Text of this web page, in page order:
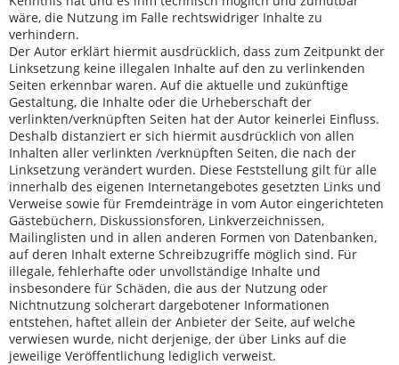
wäre, die Nutzung im Falle rechtswidriger Inhalte zu
verhindern.
Der Autor erklärt hiermit ausdrücklich, dass zum Zeitpunkt der
Linksetzung keine illegalen Inhalte auf den zu verlinkenden
Seiten erkennbar waren. Auf die aktuelle und zukünftige
Gestaltung, die Inhalte oder die Urheberschaft der
verlinkten/verknüpften Seiten hat der Autor keinerlei Einfluss.
Deshalb distanziert er sich hiermit ausdrücklich von allen
Inhalten aller verlinkten /verknüpften Seiten, die nach der
Linksetzung verändert wurden. Diese Feststellung gilt für alle
innerhalb des eigenen Internetangebotes gesetzten Links und
Verweise sowie für Fremdeinträge in vom Autor eingerichteten
Gästebüchern, Diskussionsforen, Linkverzeichnissen,
Mailinglisten und in allen anderen Formen von Datenbanken,
auf deren Inhalt externe Schreibzugriffe möglich sind. Für
illegale, fehlerhafte oder unvollständige Inhalte und
insbesondere für Schäden, die aus der Nutzung oder
Nichtnutzung solcherart dargebotener Informationen
entstehen, haftet allein der Anbieter der Seite, auf welche
verwiesen wurde, nicht derjenige, der über Links auf die
jeweilige Veröffentlichung lediglich verweist.